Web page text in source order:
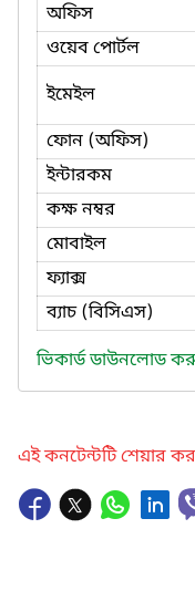
অফিস
ওয়েব পোর্টল
ইমেইল
ফোন (অফিস)
ইন্টারকম
কক্ষ নম্বর
মোবাইল
ফ্যাক্স
ব্যাচ (বিসিএস)
ভিকার্ড ডাউনলোড
এই কনটেন্টটি শেয়ার